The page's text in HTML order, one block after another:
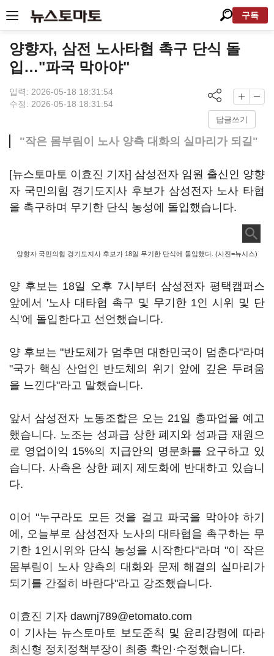
구독
양향자, 삼전 노사타협 촉구 단식 돌
입…"파국 막아야"
입력: 2026-05-18 18:31:54
수정: 2026-05-18 18:31:54
답글쓰기
"작은 몸부림이 노사 양측 대화의 실마리가 되길"
[뉴스토마토 이효진 기자] 삼성전자 임원 출신인 양향
자 국민의힘 경기도지사 후보가 삼성전자 노사 타협
을 촉구하며 무기한 단식 농성에 돌입했습니다.
양향자 국민의힘 경기도지사 후보가 18일 무기한 단식에 돌입했다. (사진=뉴시스)
양 후보는 18일 오후 7시부터 삼성전자 평택캠퍼스
앞에서 '노사 대타협 촉구 및 무기한 1인 시위 및 단
식'에 돌입한다고 선언했습니다.
양 후보는 "반도체가 멈추면 대한민국이 멈춘다"라며
"국가 핵심 산업인 반도체의 위기 앞에 깊은 두려움
을 느낀다"라고 말했습니다.
앞서 삼성전자 노동조합은 오는 21일 총파업을 예고
했습니다. 노조는 성과급 상한 폐지와 성과급 재원으
로 영업이익 15%의 지급안의 명문화를 요구하고 있
습니다. 사측은 상한 폐지 제도화에 반대하고 있습니
다.
이어 "누구라도 모든 것을 걸고 파국을 막아야 하기
에, 오늘부로 삼성전자 노사의 대타협을 촉구하는 무
기한 1인시위와 단식 농성을 시작한다"라며 "이 작은
몸부림이 노사 양측의 대화와 문제 해결의 실마리가
되기를 간절히 바란다"라고 강조했습니다.
이효진 기자 dawnj789@etomato.com
이 기사는 뉴스토마토 보도준칙 및 윤리강령에 따라
최신형 정치정책부장이 최종 확인·수정했습니다.